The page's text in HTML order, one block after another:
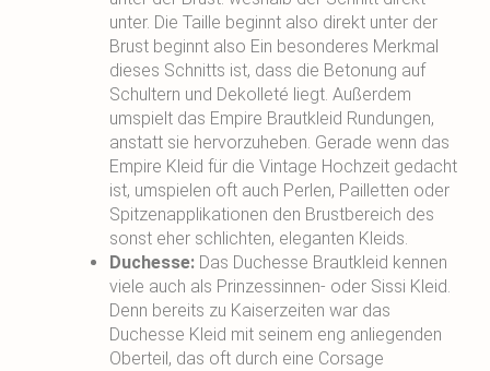
unter. Die Taille beginnt also direkt unter der
Brust beginnt also Ein besonderes Merkmal
dieses Schnitts ist, dass die Betonung auf
Schultern und Dekolleté liegt. Außerdem
umspielt das Empire Brautkleid Rundungen,
anstatt sie hervorzuheben. Gerade wenn das
Empire Kleid für die Vintage Hochzeit gedacht
ist, umspielen oft auch Perlen, Pailletten oder
Spitzenapplikationen den Brustbereich des
sonst eher schlichten, eleganten Kleids.
Duchesse:Das Duchesse Brautkleid kennen
viele auch als Prinzessinnen- oder Sissi Kleid.
Denn bereits zu Kaiserzeiten war das
Duchesse Kleid mit seinem eng anliegenden
Oberteil, das oft durch eine Corsage